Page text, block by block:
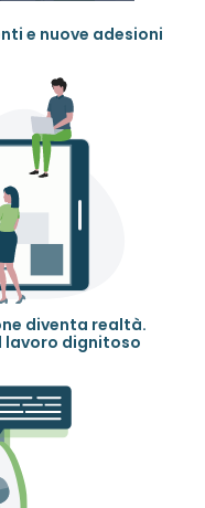
e nuove adesioni
diventa realtà.
lavoro dignitoso